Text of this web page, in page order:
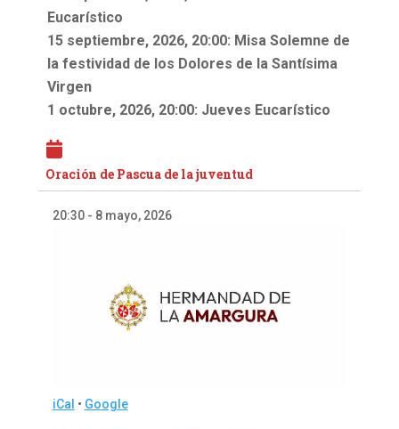
Eucarístico
15 septiembre, 2026, 20:00: Misa Solemne de
la festividad de los Dolores de la Santísima
Virgen
1 octubre, 2026, 20:00: Jueves Eucarístico
Oración de Pascua de la juventud
20:30- 8 mayo, 2026
iCal • Google